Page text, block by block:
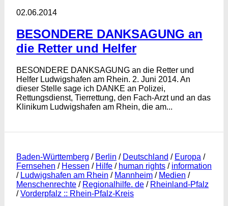
02.06.2014
BESONDERE DANKSAGUNG an
die Retter und Helfer
BESONDERE DANKSAGUNG an die Retter und
Helfer Ludwigshafen am Rhein. 2. Juni 2014. An
dieser Stelle sage ich DANKE an Polizei,
Rettungsdienst, Tierrettung, den Fach-Arzt und an das
Klinikum Ludwigshafen am Rhein, die am...
Baden-Württemberg / Berlin / Deutschland / Europa /
Fernsehen / Hessen / Hilfe / human rights / information
/ Ludwigshafen am Rhein / Mannheim / Medien /
Menschenrechte / Regionalhilfe. de / Rheinland-Pfalz
/Vorderpfalz :: Rhein-Pfalz-Kreis